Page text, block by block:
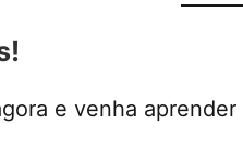
e venha